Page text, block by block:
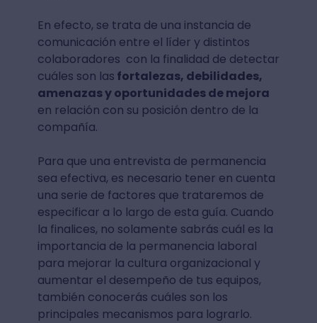
En efecto, se trata de una instancia de
comunicación entre el líder y distintos
colaboradores con la finalidad de detectar
cuáles son las fortalezas, debilidades,
amenazas y oportunidades de mejora
en relación con su posición dentro de la
compañía.
Para que una entrevista de permanencia
sea efectiva, es necesario tener en cuenta
una serie de factores que trataremos de
especificar a lo largo de esta guía. Cuando
la finalices, no solamente sabrás cuál es la
importancia de la permanencia laboral
para mejorar la cultura organizacional y
aumentar el desempeño de tus equipos,
también conocerás cuáles son los
principales mecanismos para lograrlo.